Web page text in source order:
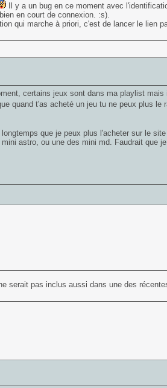
Il y a un bug en ce moment avec
en court de connexion. :s).
qui marche à priori, c'est de lancer le lien
certains jeux sont dans ma playlist
quand t'as acheté un jeu tu ne peux plus le
que je peux plus l'acheter sur le site
astro, ou une des mini md. Faudrait que
serait pas inclus aussi dans une des